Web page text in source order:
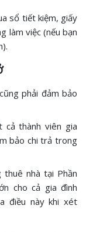
sổ tiết kiệm, giấy
làm việc (nếu bạn
phải đảm bảo
cả thành viên gia
bảo chi trả trong
thuê nhà tại Phần
cho cả gia đình
điều này khi xét